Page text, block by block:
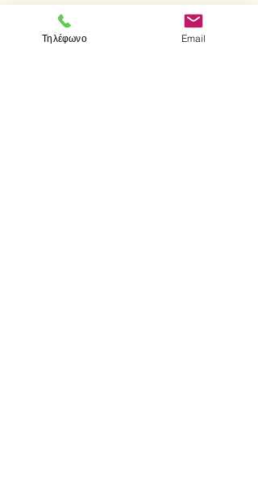
< Προηγούμενο Επόμενο >
Τηλέφωνο Email